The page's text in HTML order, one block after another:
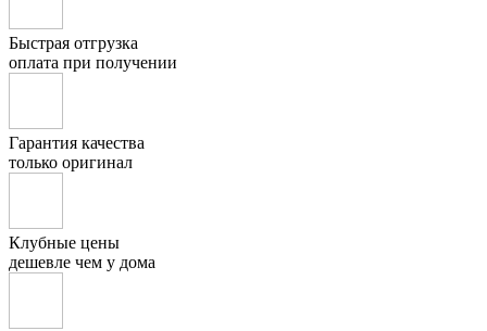
Быстрая отгрузка
оплата при получении
Гарантия качества
только оригинал
Клубные цены
дешевле чем у дома